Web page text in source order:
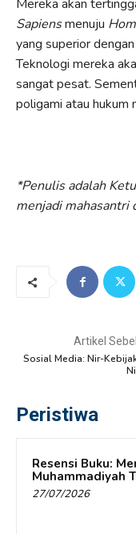
Mereka akan
Sapiensmenuju
yang superior
Teknologi mereka
sangat pesat.
poligami atau hukum
*Penulis adalah
menjadi mahasantri
Artikel
Sosial Media: Nir-
Peristiwa
Resensi Buku:
Muhammadiyah
27/07/2026